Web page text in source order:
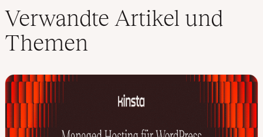
k
e
d
I
n
Verwandte Artikel und
Themen